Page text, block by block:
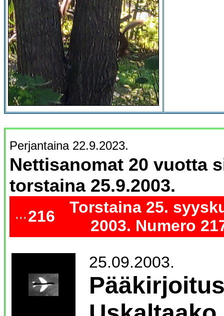
Perjantaina 22.9.2023.
Nettisanomat 20 vuotta
torstaina 25.9.2003.
216
Torstaina 25.
2003. Numero
25.09.2003.